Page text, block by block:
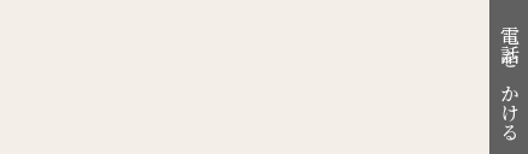
電話をかける